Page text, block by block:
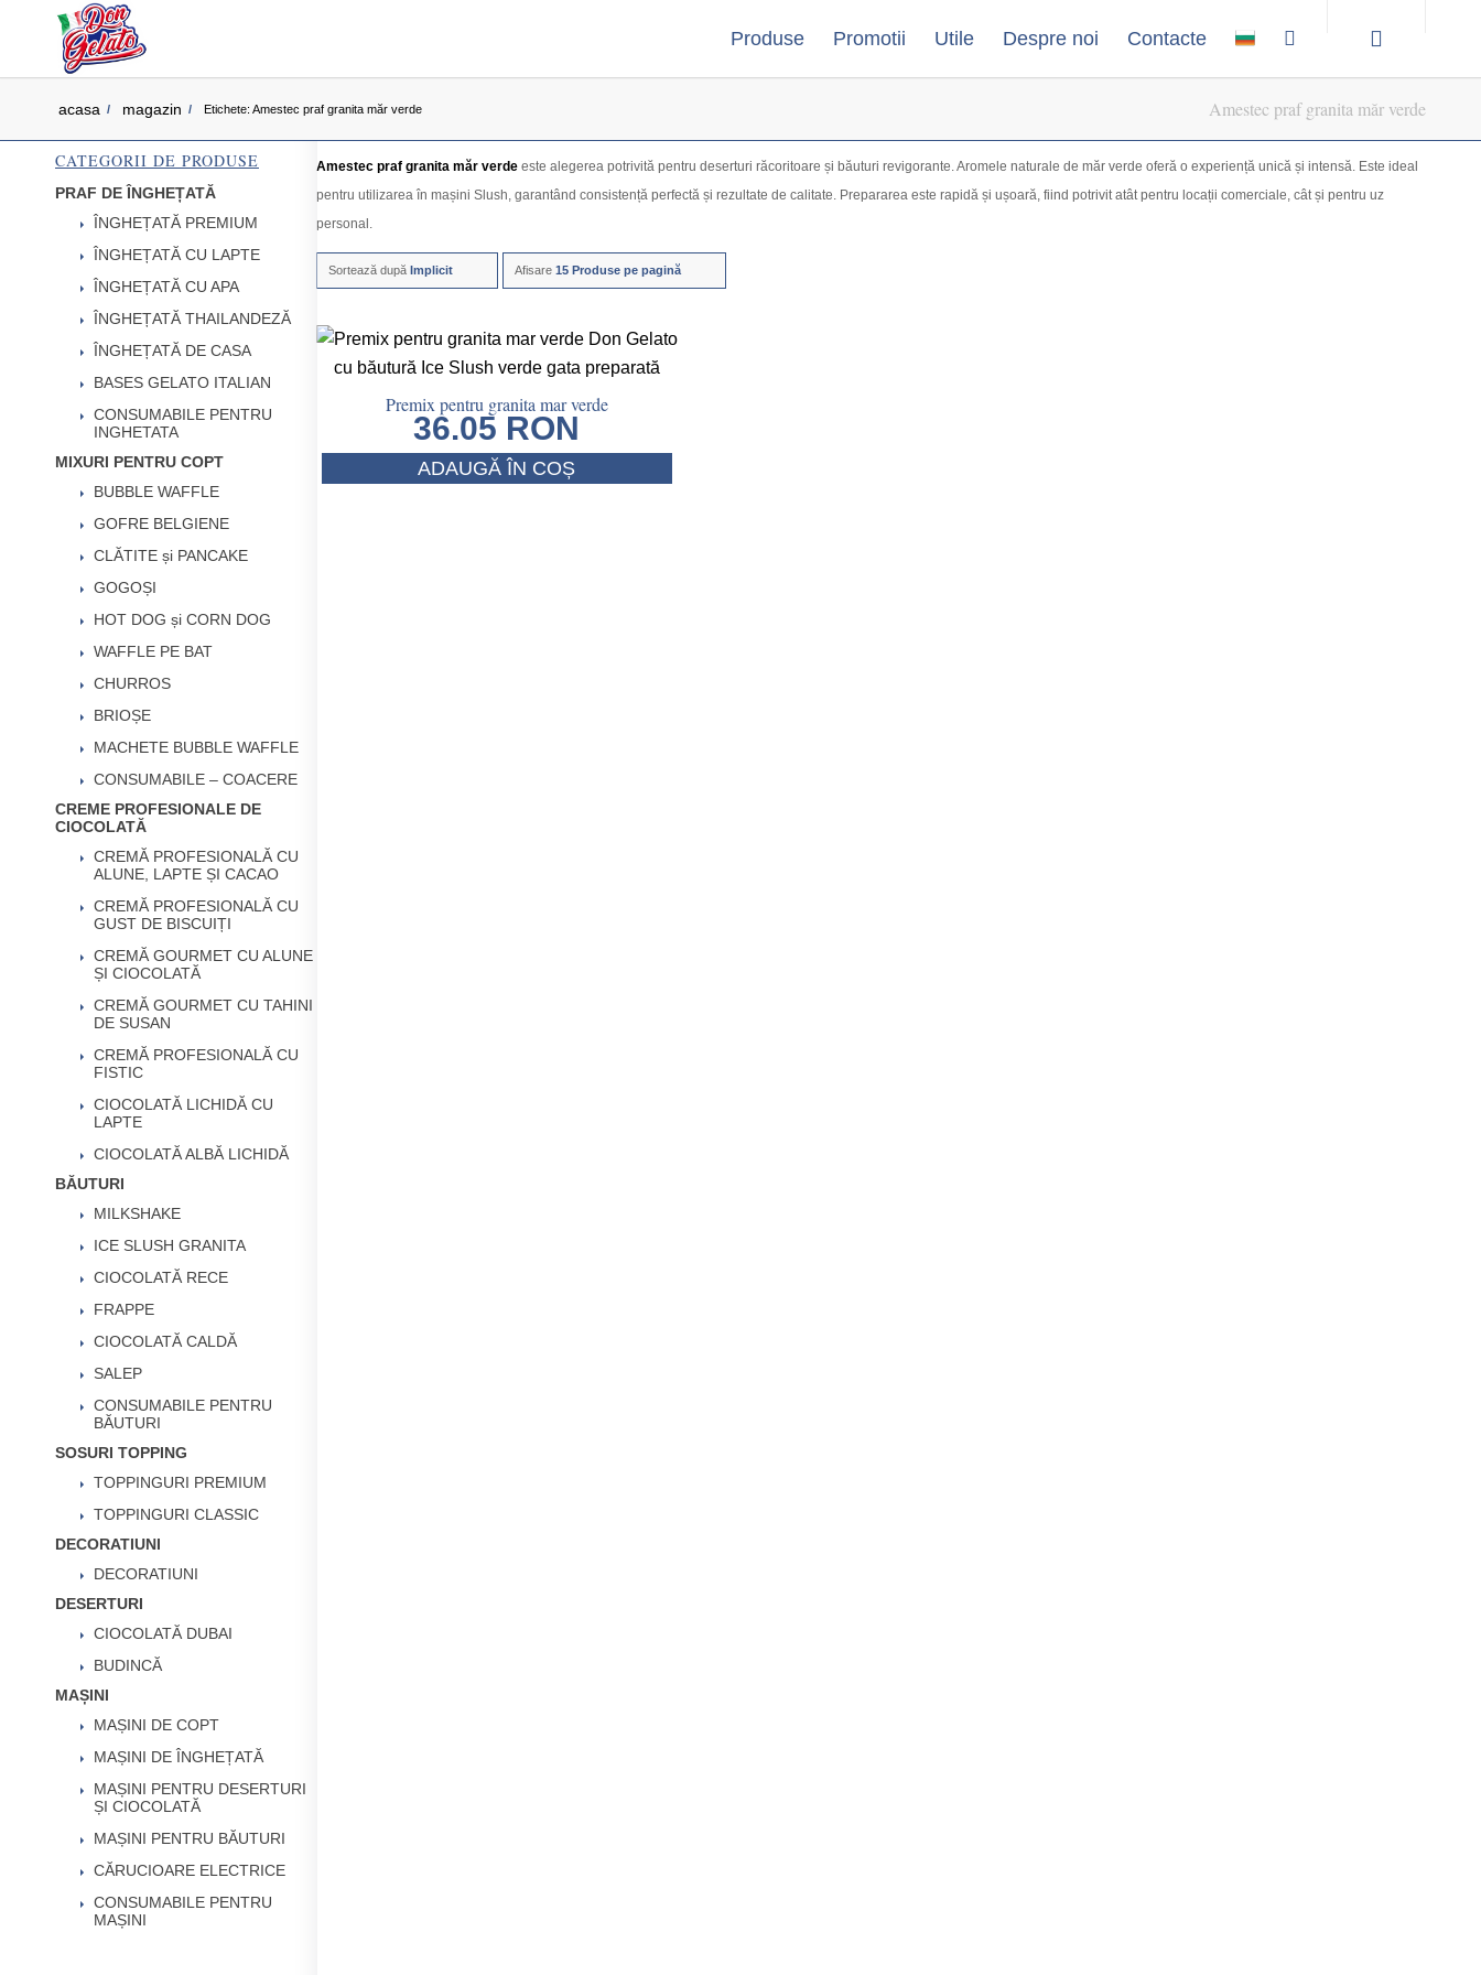
Produse Promotii Utile Despre noi Contacte
Amestec praf granita măr verde
acasa / magazin / Etichete: Amestec praf granita măr verde
Amestec praf granita măr verdeeste alegerea potrivită pentru deserturi răcoritoare și băuturi revigorante. Aromele naturale de măr verde oferă o experiență unică și intensă. Este ideal
pentru utilizarea în mașini Slush, garantând consistență perfectă și rezultate de calitate. Prepararea este rapidă și ușoară, fiind potrivit atât pentru locații comerciale, cât și pentru uz
personal.
Sortează după Implicit Afisare 15 Produse pe pagină
Premix pentru granita mar verde
36.05 RON
ADAUGĂ ÎN COȘ
CATEGORII DE PRODUSE
PRAF DE ÎNGHEȚATĂ
ÎNGHEȚATĂ PREMIUM
ÎNGHEȚATĂ CU LAPTE
ÎNGHEȚATĂ CU APA
ÎNGHEȚATĂ THAILANDEZĂ
ÎNGHEȚATĂ DE CASA
BASES GELATO ITALIAN
CONSUMABILE PENTRU
INGHETATA
MIXURI PENTRU COPT
BUBBLE WAFFLE
GOFRE BELGIENE
CLĂTITE și PANCAKE
GOGOȘI
HOT DOG și CORN DOG
WAFFLE PE BAT
CHURROS
BRIOȘE
MACHETE BUBBLE WAFFLE
CONSUMABILE – COACERE
CREME PROFESIONALE DE
CIOCOLATĂ
CREMĂ PROFESIONALĂ CU
ALUNE, LAPTE ȘI CACAO
CREMĂ PROFESIONALĂ CU
GUST DE BISCUIȚI
CREMĂ GOURMET CU ALUNE
ȘI CIOCOLATĂ
CREMĂ GOURMET CU TAHINI
DE SUSAN
CREMĂ PROFESIONALĂ CU
FISTIC
CIOCOLATĂ LICHIDĂ CU
LAPTE
CIOCOLATĂ ALBĂ LICHIDĂ
BĂUTURI
MILKSHAKE
ICE SLUSH GRANITA
CIOCOLATĂ RECE
FRAPPE
CIOCOLATĂ CALDĂ
SALEP
CONSUMABILE PENTRU
BĂUTURI
SOSURI TOPPING
TOPPINGURI PREMIUM
TOPPINGURI CLASSIC
DECORATIUNI
DECORATIUNI
DESERTURI
CIOCOLATĂ DUBAI
BUDINCĂ
MAȘINI
MAȘINI DE COPT
MAȘINI DE ÎNGHEȚATĂ
MAȘINI PENTRU DESERTURI
ȘI CIOCOLATĂ
MAȘINI PENTRU BĂUTURI
CĂRUCIOARE ELECTRICE
CONSUMABILE PENTRU
MAȘINI